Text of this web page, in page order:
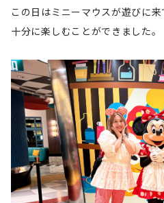
この日はミニーマウスが遊びに
十分に楽しむことができました。